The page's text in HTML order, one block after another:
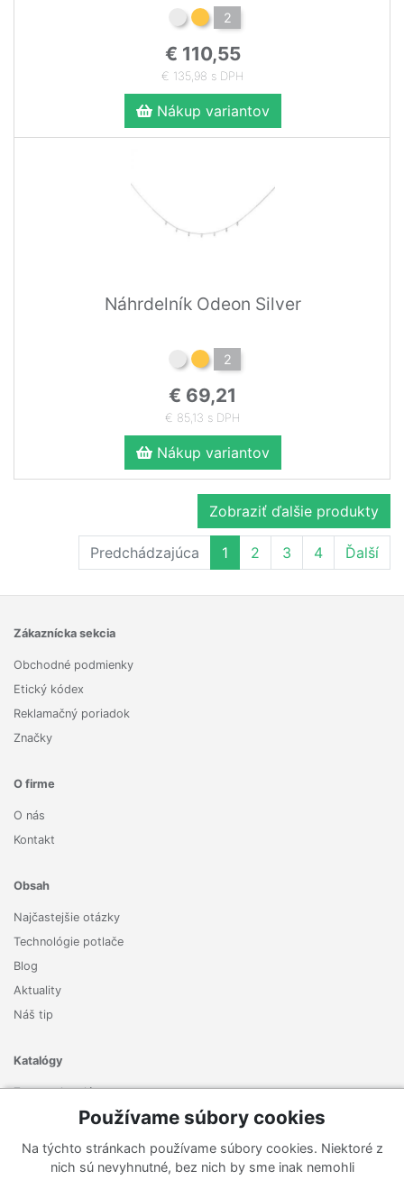
2
€ 110,55
€ 135,98 s DPH
Nákup variantov
Náhrdelník Odeon Silver
2
€ 69,21
€ 85,13 s DPH
Nákup variantov
Zobraziť ďalšie produkty
Predchádzajúca 1 2 3 4 Ďalší
Zákaznícka sekcia
Obchodné podmienky
Etický kódex
Reklamačný poriadok
Značky
O firme
O nás
Kontakt
Obsah
Najčastejšie otázky
Technológie potlače
Blog
Aktuality
Náš tip
Katalógy
Zoznam katalógov
Zaregistrujte sa k odberu nášho newslettera a nenechajte si
Používame súbory cookies
Na týchto stránkach používame súbory cookies. Niektoré z
nich sú nevyhnutné, bez nich by sme inak nemohli